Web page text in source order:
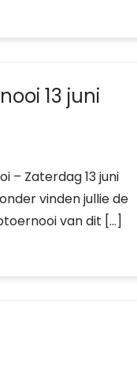
13 juni
– Zaterdag 13 juni
vinden jullie de
van dit […]